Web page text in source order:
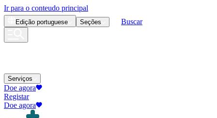
Ir para o conteudo principal
Edição portuguese Seções Buscar
Serviços
Doe agora
Registar
Doe agora